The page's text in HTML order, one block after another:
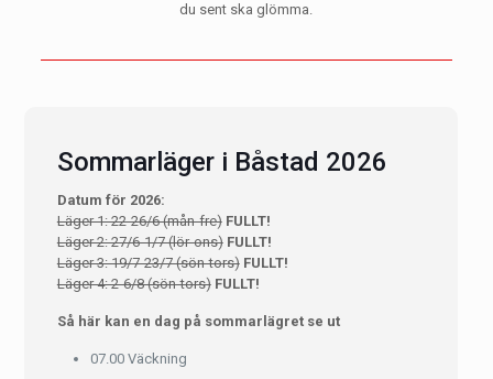
du sent ska glömma.
Sommarläger i Båstad 2026
Datum för 2026:
Läger 1: 22-26/6 (mån-fre) FULLT!
Läger 2: 27/6-1/7 (lör-ons) FULLT!
Läger 3: 19/7-23/7 (sön-tors) FULLT!
Läger 4: 2-6/8 (sön-tors) FULLT!
Så här kan en dag på sommarlägret se ut
07.00 Väckning